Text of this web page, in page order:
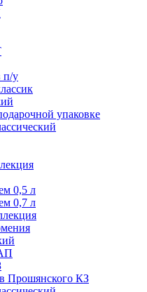
п/у
упаковке
0,5 л
0,7 л
Прошянского КЗ